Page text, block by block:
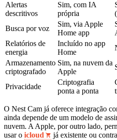
Alertas
descritivos
Sim, com IA
própria
Busca por voz
Sim, via Apple
Home app
Relatórios de
energia
Incluído no app
Home
Armazenamento
criptografado
Sim, na nuvem da
Apple
Privacidade
Criptografia
ponta a ponta
O Nest Cam já oferece integração
ainda depende de um modelo de
nuvem. A Apple, por outro lado,
usar o icloud já existente ou